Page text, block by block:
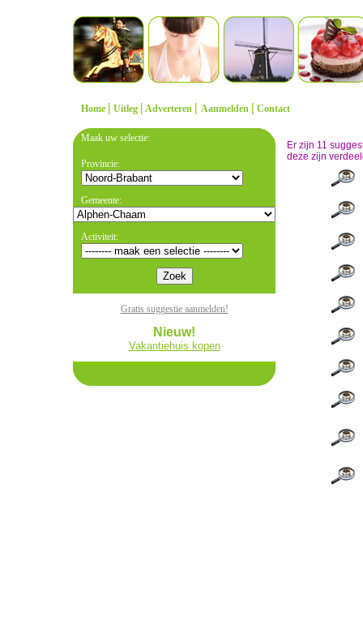
Home | Uitleg | Adverteren | Aanmelden | Contact
Maak uw selectie:
Provincie:
Gemeente:
Activiteit:
Gratis suggestie aanmelden!
Nieuw!
Vakantiehuis kopen
Er zijn 11
deze zijn